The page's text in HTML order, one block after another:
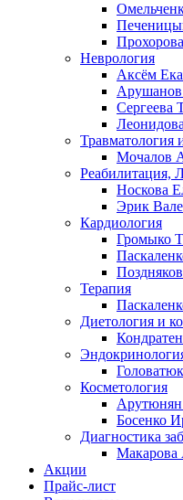
Неврология
Аксём
Арушанов
Сергеева
Травматология
Мочалов
Реабилитация,
Носкова
Эрик
Кардиология
Громыко
Терапия
Диетология и
Косметология
Арутюнян
Босенко
Диагностика
Макарова
Акции
Прайс-лист